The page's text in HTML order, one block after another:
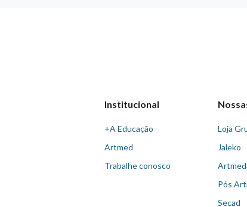
Institucional
+A Educação
Artmed
Trabalhe conosco
Loja
Jaleko
Pós
Secad